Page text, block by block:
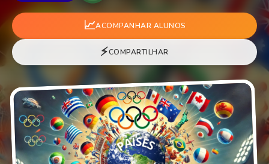
📈ACOMPANHAR ALUNOS
⚡COMPARTILHAR